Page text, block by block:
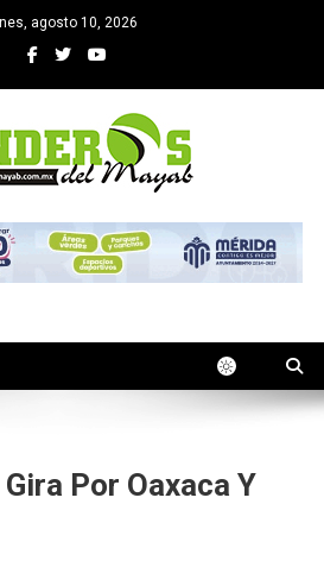
agosto 10, 2026
DEL MAYAB
Por Oaxaca Y